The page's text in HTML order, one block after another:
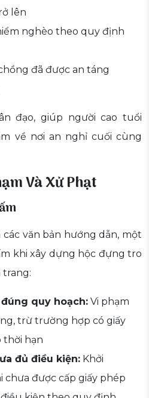
lên
nghèo theo quy định
đã được an táng
đạo, giúp người cao tuổi
về nơi an nghỉ cuối cùng
Và Xử Phạt
văn bản hướng dẫn, một
khi xây dựng hộc đựng tro
quy hoạch: Vi phạm
trừ trường hợp có giấy
thời hạn
đủ điều kiện: Khởi
chưa được cấp giấy phép